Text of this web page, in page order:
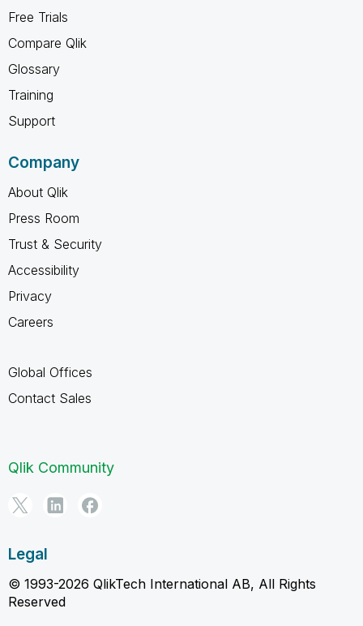
Free Trials
Compare Qlik
Glossary
Training
Support
Company
About Qlik
Press Room
Trust & Security
Accessibility
Privacy
Careers
Global Offices
Contact Sales
Qlik Community
Legal
© 1993-2026 QlikTech International AB, All Rights
Reserved